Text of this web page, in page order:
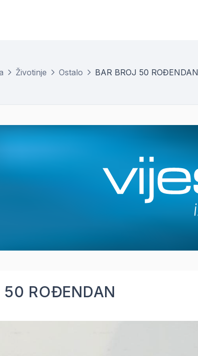
Životinje Ostalo BAR BROJ 50 ROĐENDAN
50 ROĐENDAN